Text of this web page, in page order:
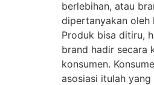
berlebihan, atau
dipertanyakan oleh
Produk bisa ditiru,
brand hadir secara
konsumen.
asosiasi itulah